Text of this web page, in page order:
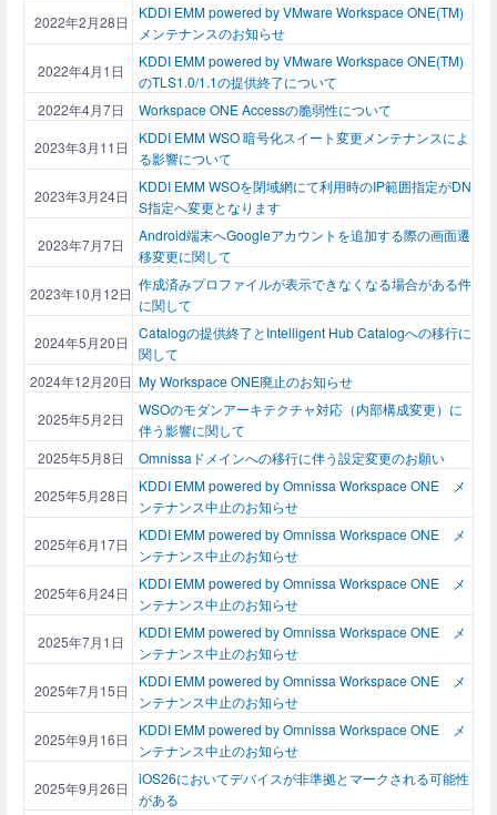
2022年2月28日
KDDI EMM powered by VMware Workspace ONE(TM)
メンテナンスのお知らせ
2022年4月1日
KDDI EMM powered by VMware Workspace ONE(TM)
のTLS1.0/1.1の提供終了について
2022年4月7日
Workspace ONE Accessの脆弱性について
2023年3月11日
KDDI EMM WSO 暗号化スイート変更メンテナンスによ
る影響について
2023年3月24日
KDDI EMM WSOを閉域網にて利用時のIP範囲指定がDN
S指定へ変更となります
2023年7月7日
Android端末へGoogleアカウントを追加する際の画面遷
移変更に関して
2023年10月12日
作成済みプロファイルが表示できなくなる場合がある件
に関して
2024年5月20日
Catalogの提供終了とIntelligent Hub Catalogへの移行に
関して
2024年12月20日 My Workspace ONE廃止のお知らせ
2025年5月2日
WSOのモダンアーキテクチャ対応（内部構成変更）に
伴う影響に関して
2025年5月8日
Omnissaドメインへの移行に伴う設定変更のお願い
2025年5月28日
KDDI EMM powered by Omnissa Workspace ONE メ
ンテナンス中止のお知らせ
2025年6月17日
KDDI EMM powered by Omnissa Workspace ONE メ
ンテナンス中止のお知らせ
2025年6月24日
KDDI EMM powered by Omnissa Workspace ONE メ
ンテナンス中止のお知らせ
2025年7月1日
KDDI EMM powered by Omnissa Workspace ONE メ
ンテナンス中止のお知らせ
2025年7月15日
KDDI EMM powered by Omnissa Workspace ONE メ
ンテナンス中止のお知らせ
2025年9月16日
KDDI EMM powered by Omnissa Workspace ONE メ
ンテナンス中止のお知らせ
2025年9月26日
iOS26においてデバイスが非準拠とマークされる可能性
がある